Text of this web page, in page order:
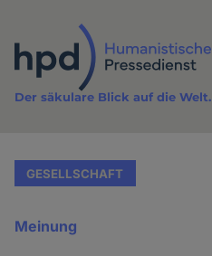
Inhalt
Der säkulare Blick auf die Welt.
GESELLSCHAFT
Meinung